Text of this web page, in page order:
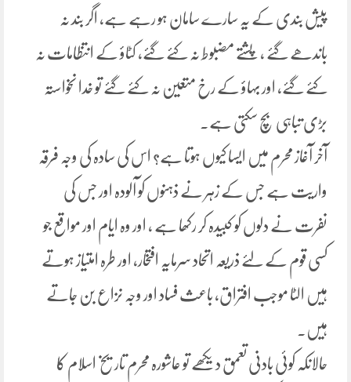
پیش بندی کے یہ سارے سامان ہو رہے ہے، اگر بند نہ
باندھے گئے ، پشتے مضبوط نہ کئے گئے، کٹاؤ کے انتظامات نہ
کئے گئے، اور بہاؤ کے رخ متعین نہ کئے گئے تو خدا نخواستہ
بڑی تباہی بچ سکتی ہے۔
آخر آغاز محرم میں ایسا کیوں ہوتا ہے؟ اس کی سادہ کی وجہ فرقہ
واریت ہے جس کے زہر نے ذہنوں کو آلودہ اور جس کی
نفرت نے دلوں کو کبیدہ کر رکھا ہے ، اور وہ ایام اور مواقع جو
کسی قوم کے لئے ذریعہ اتحاد سرمایہ افتخار، اور طرہ امتیاز ہوتے
ہیں الٹا موجب افتراق، باعث فساد اور وجہ نزاع بن جاتے
ہیں۔
حالانکہ کوئی بادنی تعمق دیکھے تو عاشورہ محرم تاریخ اسلام کا